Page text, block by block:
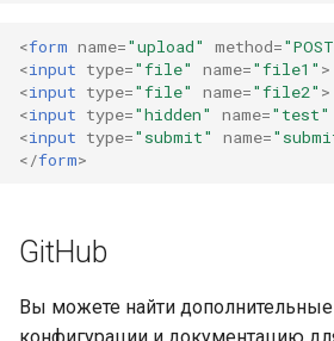
<form name="upload" method=
<input type="file" name="file1" >
<input type="file" name="file2" >
<input type="hidden" name="test"
<input type="submit" name=
</form>
GitHub
Вы можете найти